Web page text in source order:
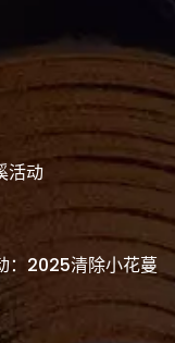
活动
：2025清除小花蔓